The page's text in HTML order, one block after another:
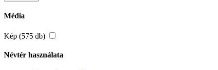
Média
Kép (575 db)
Névtér használata